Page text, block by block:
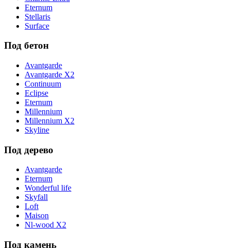
Eternum
Stellaris
Surface
Под бетон
Avantgarde
Avantgarde X2
Continuum
Eclipse
Eternum
Millennium
Millennium X2
Skyline
Под дерево
Avantgarde
Eternum
Wonderful life
Skyfall
Loft
Maison
Nl-wood X2
Под камень